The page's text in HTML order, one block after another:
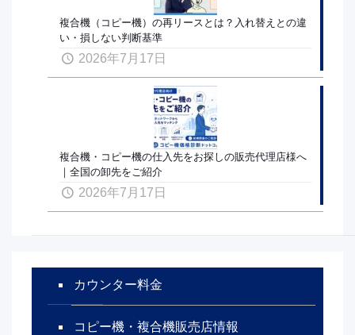
複合機（コピー機）の再リースとは？入れ替えとの違
い・損しない判断基準
2026年7月17日
複合機・コピー機の仕入先をお探しの販売代理店様へ
｜全国の卸先をご紹介
2026年7月17日
カウンター料金
コピー機・複合機販売店情報